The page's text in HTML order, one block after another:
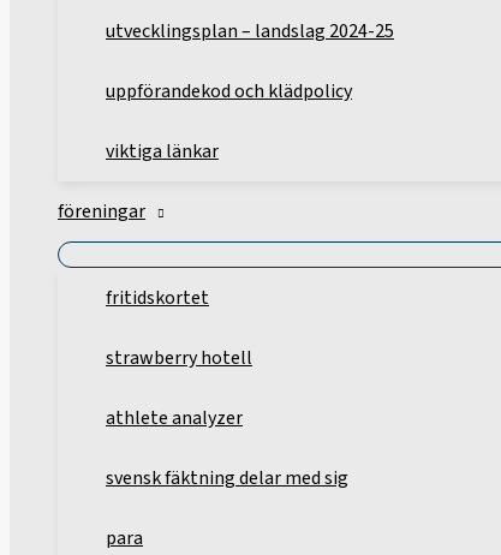
utvecklingsplan – landslag 2024-25
uppförandekod och klädpolicy
viktiga länkar
föreningar
fritidskortet
strawberry hotell
athlete analyzer
svensk fäktning delar med sig
para